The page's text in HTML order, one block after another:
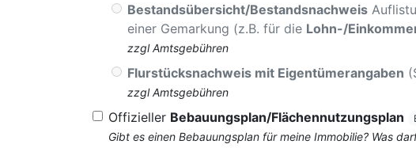
Bestandsübersicht/Bestandsnachweis
einer Gemarkung (z.B. für die Lohn-/
zzgl Amtsgebühren
Flurstücksnachweis mit Eigentümerangaben
zzgl Amtsgebühren
Offizieller Bebauungsplan/Flächennutzungsplan
Gibt es einen Bebauungsplan für meine Immobilie? Was